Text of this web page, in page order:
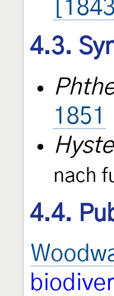
[1843]
4.3.
1851
nach
4.4.